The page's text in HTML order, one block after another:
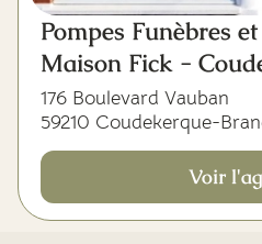
Pompes Funèbres
Maison Fick -
176 Boulevard Vauban
59210 Coudekerque-
Voir